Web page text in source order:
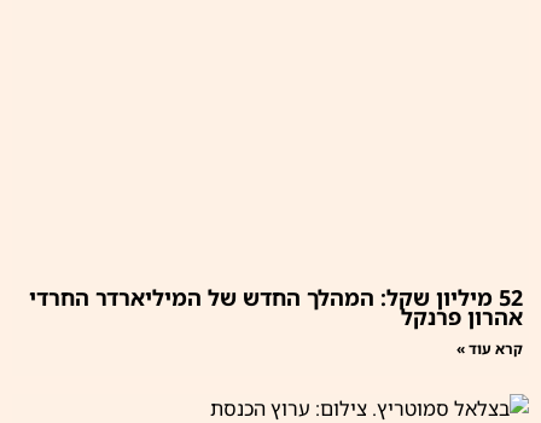
52 מיליון שקל: המהלך החדש של המיליארדר החרדי
אהרון פרנקל
קרא עוד »